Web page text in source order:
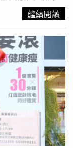
）是「偶像劇教
公開也讓柴智屏
出席各種場合，
柔柔也天天陪
過世，余祥銓表
平靜。余祥銓的
（圖／報系資料
，其中就屬長期
她被媒體拍到與
入她家，更拍到
料打電話給翟子
。翟子路（右）
／翻攝翟子路微
繼續閱讀